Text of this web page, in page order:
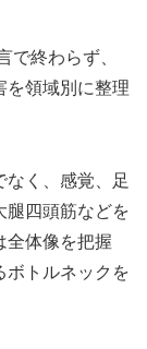
終わらず、
領域別に整理
く、感覚、足
四頭筋などを
全体像を把握
ボトルネックを